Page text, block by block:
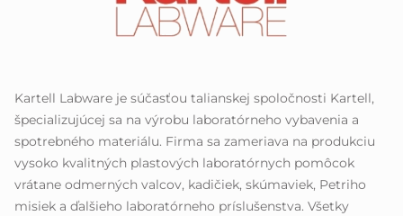
Kartell Labware je súčasťou talianskej spoločnosti Kartell,
špecializujúcej sa na výrobu laboratórneho vybavenia a
spotrebného materiálu. Firma sa zameriava na produkciu
vysoko kvalitných plastových laboratórnych pomôcok
vrátane odmerných valcov, kadičiek, skúmaviek, Petriho
misiek a ďalšieho laboratórneho príslušenstva. Všetky